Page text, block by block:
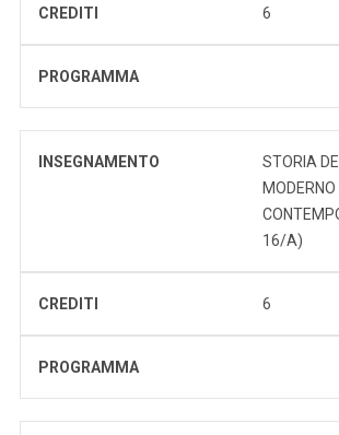
CREDITI 6
PROGRAMMA
INSEGNAMENTO
STORIA
MODERNO
16/A)
CREDITI 6
PROGRAMMA